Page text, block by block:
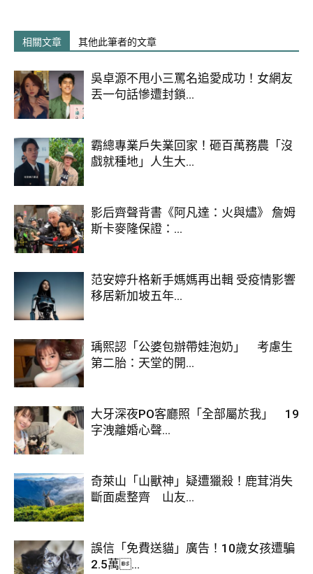
示與實際不符，有2項添加物有標示但未使
用，另2項添加物有使用但未標示，已經違反
《食安法》第22和28條，針對標示不實開罰14
萬元，總計遭罰38萬元。
協發行國際食品有限公司也發出聲明致歉，所
有商品皆以冷藏或冷凍方式配送，絕無常溫出
時，本公司以冷藏混合配送，對此疏忽深感抱
歉，並將立即調整物流作業，確保後續配送方
式完全符合規範，保障消費者權益。
而有關產品標示字級，業者表示，部分小型包
裝因空間受限，完整展開成分標示時確實難以
達到法規要求的字級大小，對於造成消費者閱
讀不便，深表歉意，目前已與主管機關討論改
善方案，並會依規定逐步調整，讓資訊更清楚
至於產品標示不符的情形，業者說明，主要源
於標示格式未及時更新（如「鹽（鹽、亞鐵氰
化鉀）」或「醋（水、米、食用酒精、果
糖）」未完整展開），或未能同步配合原物料
廠商的資訊更新，導致部分內容與最新規範有
所落差，已全面展開修正工作，並將持續加強
內部稽核，避免類似問題再次發生。
相關文章 其他此筆者的文章
吳卓源不甩小三罵名追愛成功！女網友
丟一句話慘遭封鎖...
霸總專業戶失業回家！砸百萬務農「沒
戲就種地」人生大...
影后齊聲背書《阿凡達：火與燼》 詹姆
斯卡麥隆保證：...
范安婷升格新手媽媽再出輯 受疫情影響
移居新加坡五年...
瑀熙認「公婆包辦帶娃泡奶」 考慮生
第二胎：天堂的開...
大牙深夜PO客廳照「全部屬於我」 19
字洩離婚心聲...
奇萊山「山獸神」疑遭獵殺！鹿茸消失
斷面處整齊 山友...
誤信「免費送貓」廣告！10歲女孩遭騙
2.5萬...